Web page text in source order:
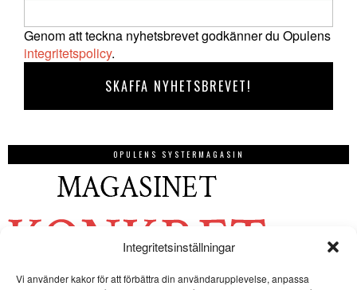
Integritetsinställningar
Vi använder kakor för att förbättra din användarupplevelse, anpassa
Genom att teckna nyhetsbrevet godkänner du Opulens
integritetspolicy.
OPULENS SYSTERMAGASIN